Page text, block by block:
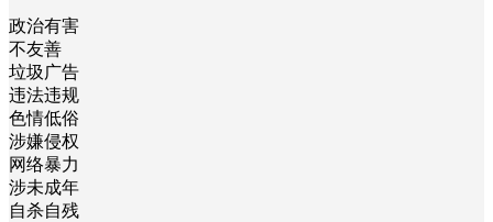
政治有害
不友善
垃圾广告
违法违规
色情低俗
涉嫌侵权
网络暴力
涉未成年
自杀自残